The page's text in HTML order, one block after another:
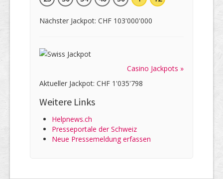
Nächster Jackpot: CHF 103'000'000
Casino Jackpots »
Aktueller Jackpot: CHF 1'035'798
Weitere Links
Helpnews.ch
Presseportale der Schweiz
Neue Pressemeldung erfassen